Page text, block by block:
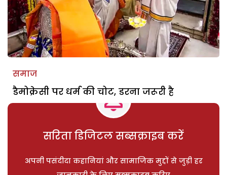
समाज
डैमोक्रेसी पर धर्म की चोट, डरना जरूरी है
सरिता डिजिटल सब्सक्राइब करें
अपनी पसंदीदा कहानियां और सामाजिक मुद्दों से जुड़ी हर